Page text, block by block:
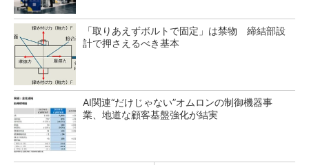
「取りあえずボルトで固定」は禁物 締結部設
計で押さえるべき基本
AI関連“だけじゃない”オムロンの制御機器事
業、地道な顧客基盤強化が結実